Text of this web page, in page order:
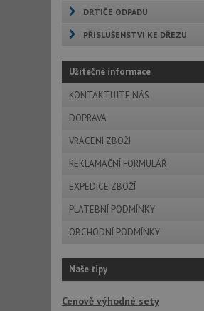
DRTIČE ODPADU
PŘÍSLUŠENSTVÍ KE DŘEZU
Užitečné informace
KONTAKTUJTE NÁS
DOPRAVA
VRÁCENÍ ZBOŽÍ
REKLAMAČNÍ FORMULÁŘ
EXPEDICE ZBOŽÍ
PLATEBNÍ PODMÍNKY
OBCHODNÍ PODMÍNKY
Naše tipy
Cenově výhodné sety